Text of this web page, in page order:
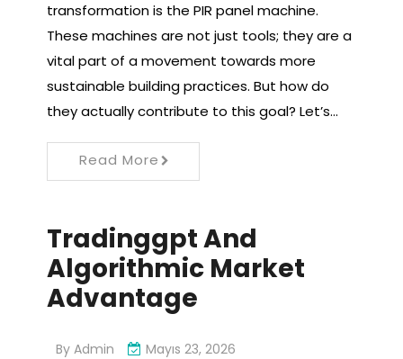
transformation is the PIR panel machine.
These machines are not just tools; they are a
vital part of a movement towards more
sustainable building practices. But how do
they actually contribute to this goal? Let’s…
Read More
Tradinggpt And
Algorithmic Market
Advantage
By Admin Mayıs 23, 2026